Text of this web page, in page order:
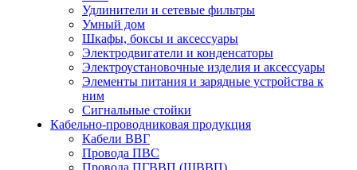
Удлинители и сетевые фильтры
Умный дом
Шкафы, боксы и аксессуары
Электродвигатели и конденсаторы
Электроустановочные изделия и аксессуары
Элементы питания и зарядные устройства к
ним
Сигнальные стойки
Кабельно-проводниковая продукция
Кабели ВВГ
Провода ПВС
Провода ПГВВП (ШВВП)